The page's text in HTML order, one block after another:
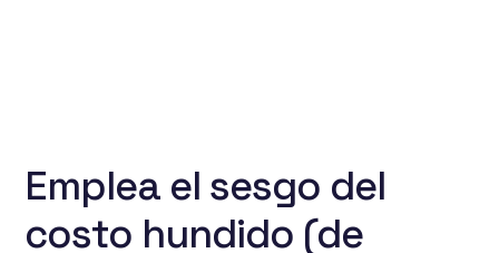
Emplea el sesgo del
costo hundido (de